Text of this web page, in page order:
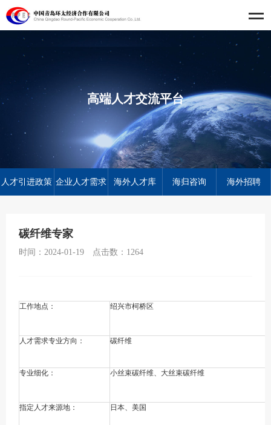
高端人才交流平台
人才引进政策 企业人才需求 海外人才库 海归咨询 海外招聘
碳纤维专家
时间：2024-01-19 点击数： 1264
工作地点： 绍兴市柯桥区
人才需求专业方向： 碳纤维
专业细化： 小丝束碳纤维、大丝束碳纤维
指定人才来源地： 日本、美国